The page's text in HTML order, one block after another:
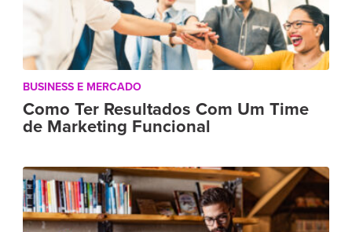
BUSINESS E MERCADO
Como Ter Resultados Com Um Time
de Marketing Funcional